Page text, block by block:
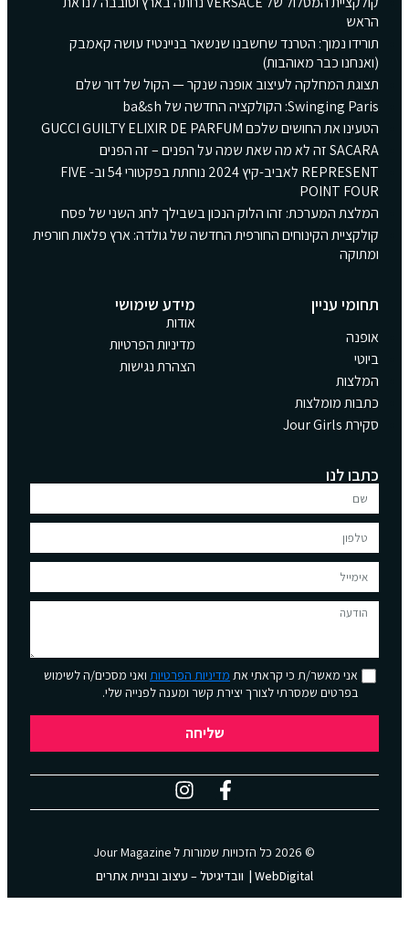
הראש
תורידו נמוך: הטרנד שחשבנו שנשאר בניינטיז עושה קאמבק
(ואנחנו כבר מאוהבות)
תצוגת המחלקה לעיצוב אופנה שנקר — הקול של דור שלם
Swinging Paris: הקולקציה החדשה של ba&sh
הטעינו את החושים שלכם GUCCI GUILTY ELIXIR DE PARFUM
SACARA זה לא מה שאת שמה על הפנים – זה הפנים
REPRESENT לאביב-קיץ 2024 נוחתת בפקטורי 54 וב- FIVE
POINT FOUR
המלצת המערכת: זהו הלוק הנכון בשבילך לחג השני של פסח
קולקציית הקינוחים החורפית החדשה של גולדה: ארץ פלאות חורפית
ומתוקה
תחומי עניין
אופנה
ביוטי
המלצות
כתבות מומלצות
סקירת Jour Girls
מידע שימושי
אודות
מדיניות הפרטיות
הצהרת נגישות
כתבו לנו
אני מאשר/ת כי קראתי את מדיניות הפרטיותואני מסכים/ה לשימוש
בפרטים שמסרתי לצורך יצירת קשר ומענה לפנייה שלי.
שליחה
Jour Magazine
WebDigital | וובדיגיטל – עיצוב ובניית אתרים